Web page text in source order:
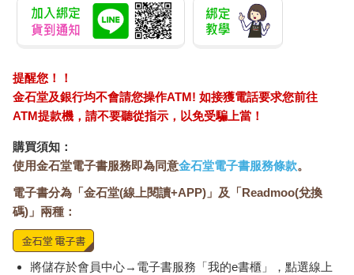
提醒您！！
金石堂及銀行均不會請您操作ATM! 如接獲電話要求您前往
ATM提款機，請不要聽從指示，以免受騙上當！
購買須知：
使用金石堂電子書服務即為同意金石堂電子書服務條款。
電子書分為「金石堂(線上閱讀+APP)」及「Readmoo(兌換
碼)」兩種：
將儲存於會員中心→電子書服務「我的e書櫃」，點選線上